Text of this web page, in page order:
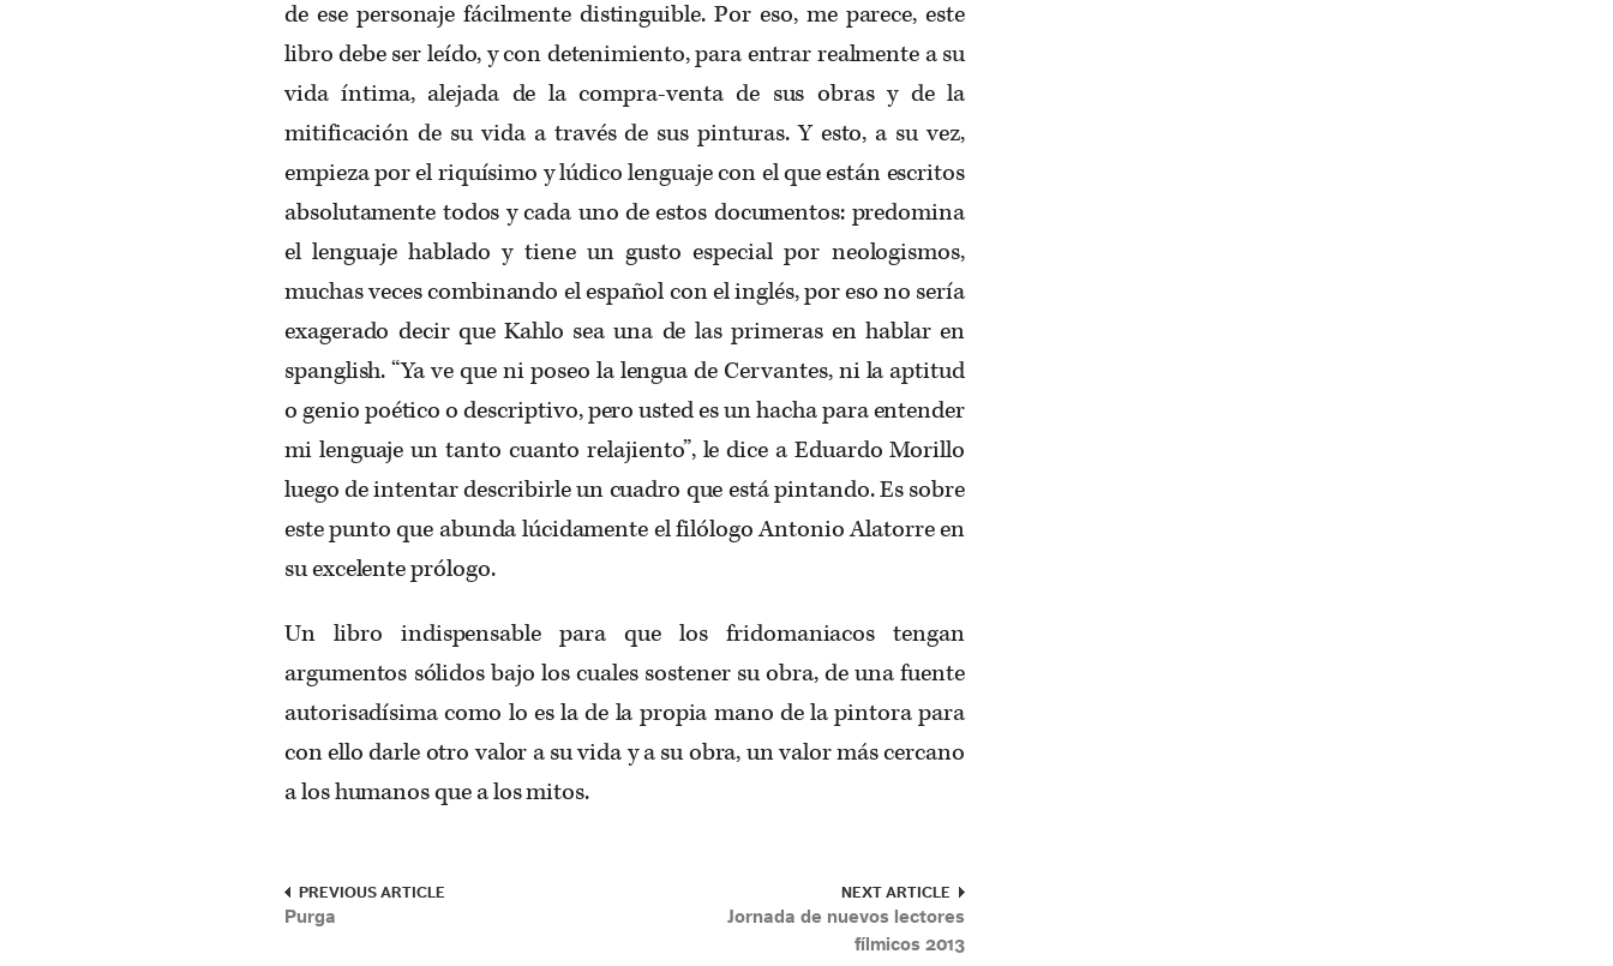
de ese personaje fácilmente distinguible. Por eso, me parece, este
libro debe ser leído, y con detenimiento, para entrar realmente a su
vida íntima, alejada de la compra-venta de sus obras y de la
mitificación de su vida a través de sus pinturas. Y esto, a su vez,
empieza por el riquísimo y lúdico lenguaje con el que están escritos
absolutamente todos y cada uno de estos documentos: predomina
el lenguaje hablado y tiene un gusto especial por neologismos,
muchas veces combinando el español con el inglés, por eso no sería
exagerado decir que Kahlo sea una de las primeras en hablar en
spanglish. “Ya ve que ni poseo la lengua de Cervantes, ni la aptitud
o genio poético o descriptivo, pero usted es un hacha para entender
mi lenguaje un tanto cuanto relajiento”, le dice a Eduardo Morillo
luego de intentar describirle un cuadro que está pintando. Es sobre
este punto que abunda lúcidamente el filólogo Antonio Alatorre en
su excelente prólogo.
Un libro indispensable para que los fridomaniacos tengan
argumentos sólidos bajo los cuales sostener su obra, de una fuente
autorisadísima como lo es la de la propia mano de la pintora para
con ello darle otro valor a su vida y a su obra, un valor más cercano
a los humanos que a los mitos.
PREVIOUS ARTICLE
Purga
NEXT ARTICLE
Jornada de nuevos lectores
fílmicos 2013